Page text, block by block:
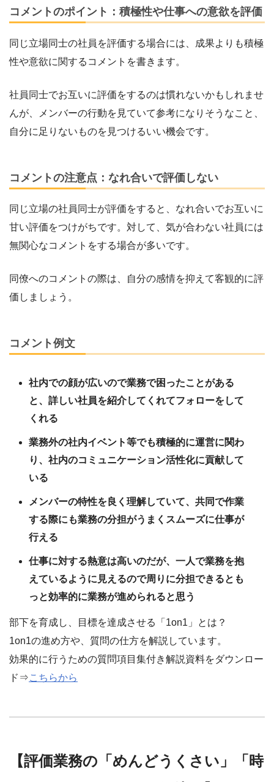
コメントのポイント：積極性や仕事への意欲を評価
同じ立場同士の社員を評価する場合には、成果よりも積極
性や意欲に関するコメントを書きます。
社員同士でお互いに評価をするのは慣れないかもしれませ
んが、メンバーの行動を見ていて参考になりそうなこと、
自分に足りないものを見つけるいい機会です。
コメントの注意点：なれ合いで評価しない
同じ立場の社員同士が評価をすると、なれ合いでお互いに
甘い評価をつけがちです。対して、気が合わない社員には
無関心なコメントをする場合が多いです。
同僚へのコメントの際は、自分の感情を抑えて客観的に評
価しましょう。
コメント例文
社内での顔が広いので業務で困ったことがある
と、詳しい社員を紹介してくれてフォローをして
くれる
業務外の社内イベント等でも積極的に運営に関わ
り、社内のコミュニケーション活性化に貢献して
いる
メンバーの特性を良く理解していて、共同で作業
する際にも業務の分担がうまくスムーズに仕事が
行える
仕事に対する熱意は高いのだが、一人で業務を抱
えているように見えるので周りに分担できるとも
っと効率的に業務が進められると思う
部下を育成し、目標を達成させる「1on1」とは？
1on1の進め方や、質問の仕方を解説しています。
効果的に行うための質問項目集付き解説資料をダウンロー
ド⇒こちらから
【評価業務の「めんどうくさい」「時